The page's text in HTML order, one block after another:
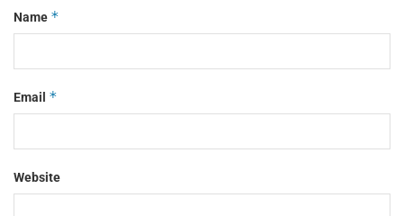
Name *
Email *
Website